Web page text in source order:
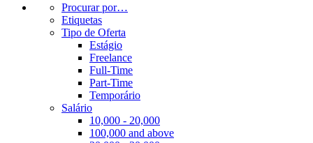
Procurar por…
Etiquetas
Tipo de Oferta
Estágio
Freelance
Full-Time
Part-Time
Temporário
Salário
10,000 - 20,000
100,000 and above